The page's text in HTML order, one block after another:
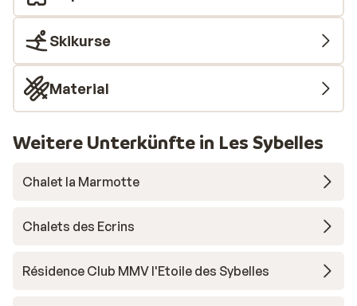
Skikurse
Material
Weitere Unterkünfte in Les Sybelles
Chalet la Marmotte
Chalets des Ecrins
Résidence Club MMV l'Etoile des Sybelles